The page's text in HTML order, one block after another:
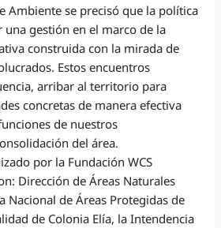
Ambiente se precisó que la política
una gestión en el marco de la
construida con la mirada de
Estos encuentros
arribar al territorio para
concretas de manera efectiva
de nuestros
del área.
por la Fundación WCS
Dirección de Áreas Naturales
Nacional de Áreas Protegidas de
de Colonia Elía, la Intendencia